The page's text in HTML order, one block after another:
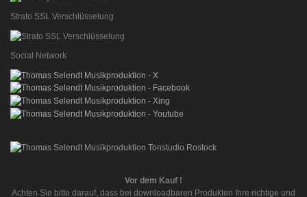
Strato SSL Verschlüsselung
Social Network
Vor dem Kauf !
Achten Sie bitte darauf, dass bei downloadbaren Produkten Ihre richtige und